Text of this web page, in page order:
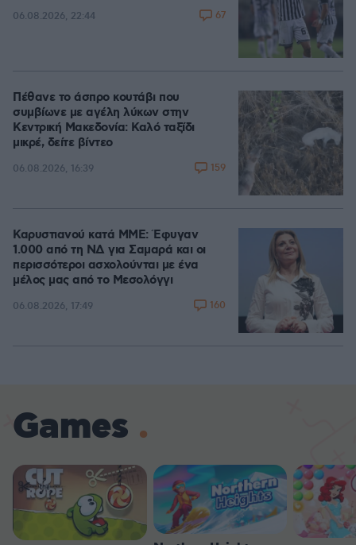
06.08.2026, 22:44 67
Πέθανε το άσπρο κουτάβι που
συμβίωνε με αγέλη λύκων στην
Κεντρική Μακεδονία: Καλό ταξίδι
μικρέ, δείτε βίντεο
06.08.2026, 16:39 159
Καρυστιανού κατά ΜΜΕ: Έφυγαν
1.000 από τη ΝΔ για Σαμαρά και οι
περισσότεροι ασχολούνται με ένα
μέλος μας από το Μεσολόγγι
06.08.2026, 17:49 160
Games